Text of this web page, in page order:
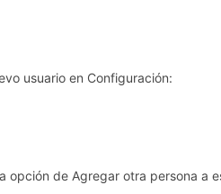
usuario en Configuración:
opción de Agregar otra persona a